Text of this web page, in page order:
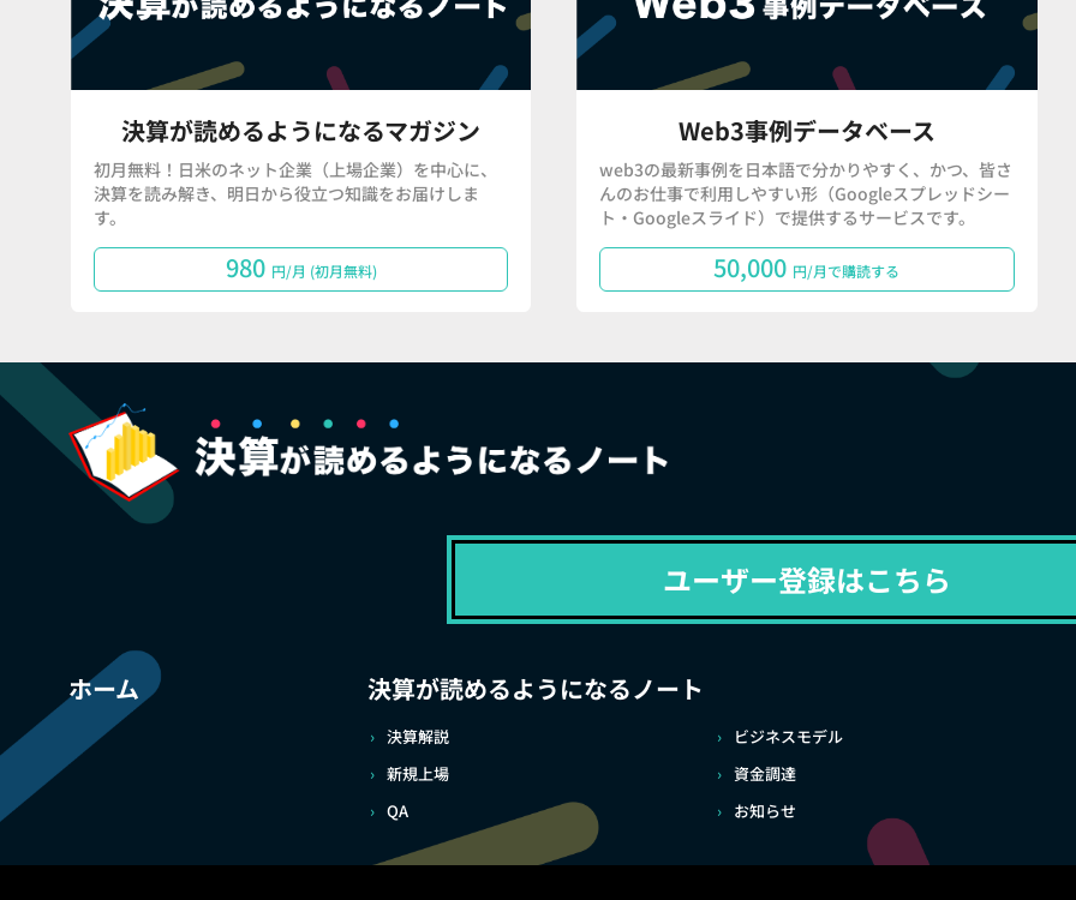
決算が読めるようになるマガジン
初月無料！日米のネット企業（上場企業）を中心に、
決算を読み解き、明日から役立つ知識をお届けしま
す。
980 円/月 (初月無料)
Web3事例データベース
web3の最新事例を日本語で分かりやすく、かつ、皆さ
んのお仕事で利用しやすい形（Googleスプレッドシー
ト・Googleスライド）で提供するサービスです。
50,000 円/月で購読する
ユーザー登録はこちら
ホーム 決算が読めるようになるノート
決算解説
ビジネスモデル
新規上場
資金調達
QA
お知らせ